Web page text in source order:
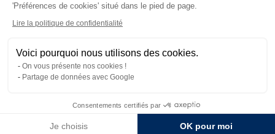
Produits
Ressources
Expertises
Témoignages
Nos Produits
'Préférences de cookies' situé dans le pied de page.
Lire la politique de confidentialité
Voici pourquoi nous utilisons des cookies.
On vous présente nos cookies !
Partage de données avec Google
Consentements certifiés par
Je choisis OK pour moi